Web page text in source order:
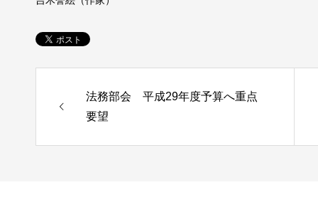
法務部会 平成29年度予算へ重点
要望